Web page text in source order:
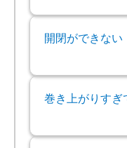
開閉ができない
巻き上がりすぎ